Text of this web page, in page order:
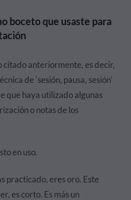
boceto que usaste para
citado anteriormente, es decir,
de 'sesión, pausa, sesión'
que haya utilizado algunas
o notas de los
en uso.
practicado, eres oro. Este
es corto. Es más un